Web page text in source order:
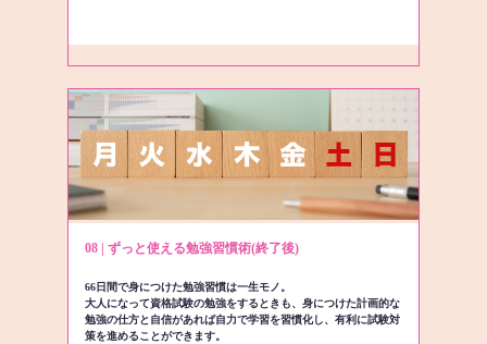
08 | ずっと使える勉強習慣術(終了後)
66日間で身につけた勉強習慣は一生モノ。
大人になって資格試験の勉強をするときも、身につけた計画的な
勉強の仕方と自信があれば自力で学習を習慣化し、有利に試験対
策を進めることができます。